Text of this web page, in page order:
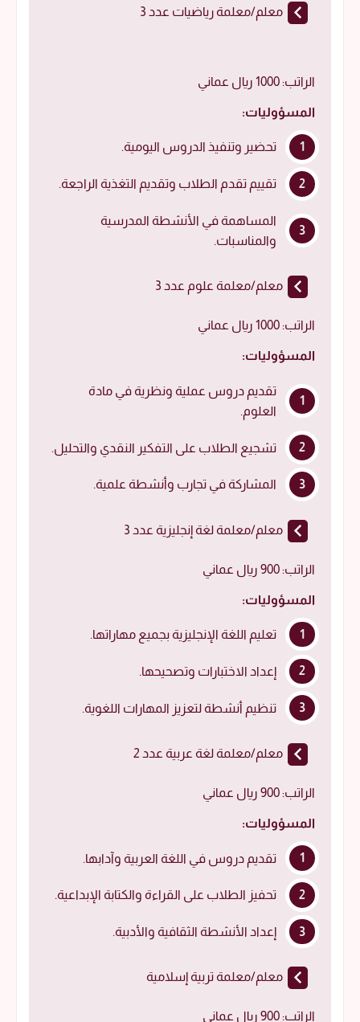
معلم/معلمة رياضيات عدد 3
الراتب: 1000 ريال عماني
المسؤوليات:
تحضير وتنفيذ الدروس اليومية.
تقييم تقدم الطلاب وتقديم التغذية الراجعة.
المساهمة في الأنشطة المدرسية
والمناسبات.
معلم/معلمة علوم عدد 3
الراتب: 1000 ريال عماني
المسؤوليات:
تقديم دروس عملية ونظرية في مادة
العلوم.
تشجيع الطلاب على التفكير النقدي والتحليل.
المشاركة في تجارب وأنشطة علمية.
معلم/معلمة لغة إنجليزية عدد 3
الراتب: 900 ريال عماني
المسؤوليات:
تعليم اللغة الإنجليزية بجميع مهاراتها.
إعداد الاختبارات وتصحيحها.
تنظيم أنشطة لتعزيز المهارات اللغوية.
معلم/معلمة لغة عربية عدد 2
الراتب: 900 ريال عماني
المسؤوليات:
تقديم دروس في اللغة العربية وآدابها.
تحفيز الطلاب على القراءة والكتابة الإبداعية.
إعداد الأنشطة الثقافية والأدبية.
معلم/معلمة تربية إسلامية
الراتب: 900 ريال عماني